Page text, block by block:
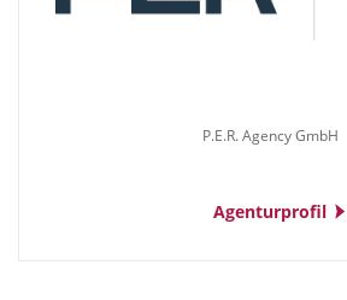
P.E.R. Agency GmbH
Agenturprofil